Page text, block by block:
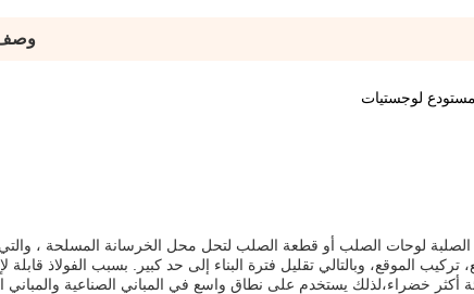
وصف
لوجستيات
الصلبة لوحات الصلب أو قطعة الصلب لتحل محل الخرسانة المسلحة ،
الموقع، وبالتالي تقليل فترة البناء إلى حد كبير. بسبب الفولاذ قابلة
أكثر خضراء،لذلك يستخدم على نطاق واسع في المباني الصناعية والمباني